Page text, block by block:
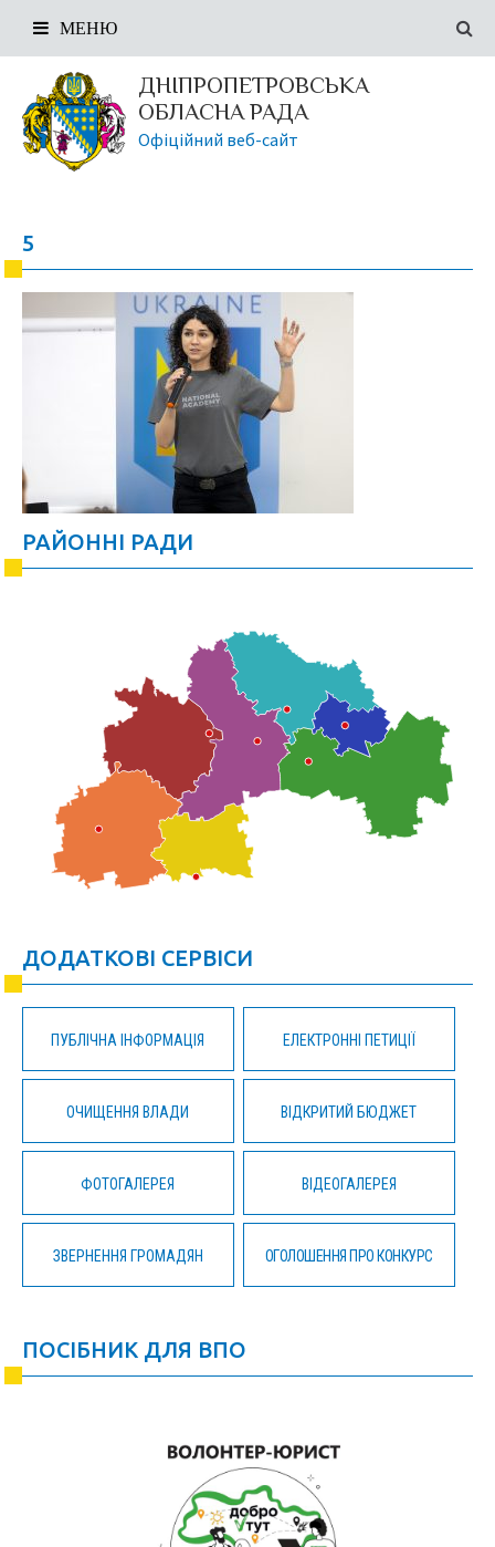
ДНІПРОПЕТРОВСЬКА
ОБЛАСНА РАДА
Офіційний веб-сайт
МЕНЮ
5
РАЙОННІ РАДИ
ДОДАТКОВІ СЕРВІСИ
ПУБЛІЧНА ІНФОРМАЦІЯ ЕЛЕКТРОННІ ПЕТИЦІЇ
ОЧИЩЕННЯ ВЛАДИ ВІДКРИТИЙ БЮДЖЕТ
ФОТОГАЛЕРЕЯ ВІДЕОГАЛЕРЕЯ
ЗВЕРНЕННЯ ГРОМАДЯН ОГОЛОШЕННЯ ПРО КОНКУРС
ПОСІБНИК ДЛЯ ВПО